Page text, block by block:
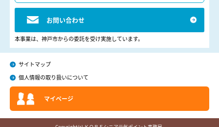
お問い合わせ
本事業は、神戸市からの委託を受け実施しています。
サイトマップ
個人情報の取り扱いについて
マイページ